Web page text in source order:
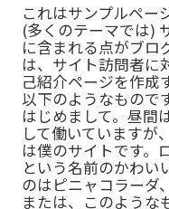
これはサンプルペー
(多くのテーマでは)
に含まれる点がブロ
は、サイト訪問者に
己紹介ページを作成
以下のようなものです
はじめまして。昼間
して働いていますが
は僕のサイトです。
という名前のかわい
のはピニャコラーダ
または、このような